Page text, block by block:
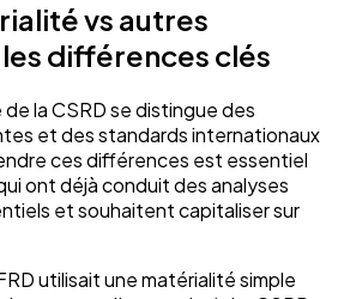
vs autres
différences clés
la CSRD se distingue des
et des standards internationaux
ces différences est essentiel
ont déjà conduit des analyses
et souhaitent capitaliser sur
utilisait une matérialité simple